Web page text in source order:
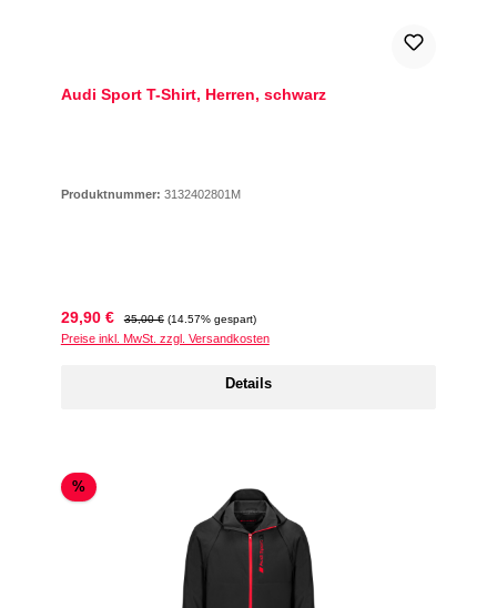
Audi Sport T-Shirt, Herren, schwarz
Produktnummer: 3132402801M
Verkaufspreis:
29,90 € Regulärer Preis:
35,00 € (14.57% gespart)
Preise inkl. MwSt. zzgl. Versandkosten
Details
%Rabatt